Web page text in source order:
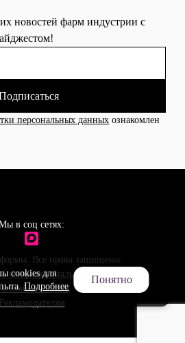
новостей фарм индустрии с
персональных данных ознакомлен
в соц сетях:
Все права защищены.
конфиденциальности
cookies
Рекламодателям
cookies для
Подробнее
Понятно